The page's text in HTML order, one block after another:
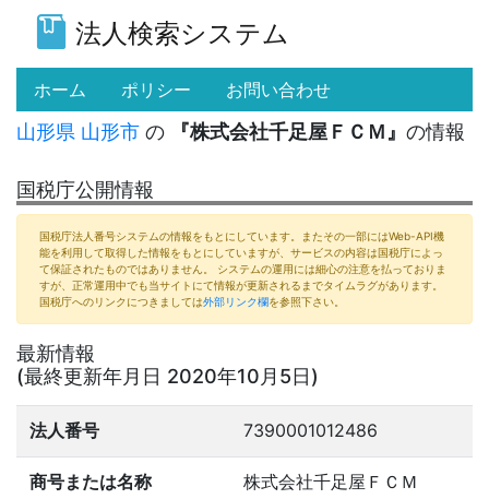
法人検索システム
ホーム (current)
ポリシー お問い合わせ
山形県 山形市 の 『株式会社千足屋ＦＣＭ』 の情報
国税庁公開情報
国税庁法人番号システムの情報をもとにしています。またその一部にはWeb-API機
能を利用して取得した情報をもとにしていますが、サービスの内容は国税庁によっ
て保証されたものではありません。 システムの運用には細心の注意を払っておりま
すが、正常運用中でも当サイトにて情報が更新されるまでタイムラグがあります。
国税庁へのリンクにつきましては外部リンク欄を参照下さい。
最新情報
(最終更新年月日 2020年10月5日)
法人番号 7390001012486
商号または名称 株式会社千足屋ＦＣＭ